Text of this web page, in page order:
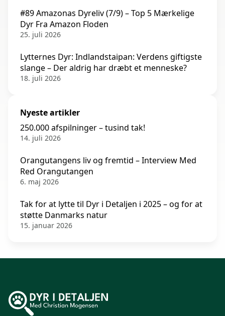
#89 Amazonas Dyreliv (7/9) – Top 5 Mærkelige
Dyr Fra Amazon Floden
25. juli 2026
Lytternes Dyr: Indlandstaipan: Verdens giftigste
slange – Der aldrig har dræbt et menneske?
18. juli 2026
Nyeste artikler
250.000 afspilninger – tusind tak!
14. juli 2026
Orangutangens liv og fremtid – Interview Med
Red Orangutangen
6. maj 2026
Tak for at lytte til Dyr i Detaljen i 2025 – og for at
støtte Danmarks natur
15. januar 2026